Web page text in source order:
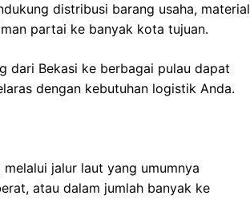
distribusi barang usaha, material
partai ke banyak kota tujuan.
dari Bekasi ke berbagai pulau dapat
dengan kebutuhan logistik Anda.
jalur laut yang umumnya
atau dalam jumlah banyak ke